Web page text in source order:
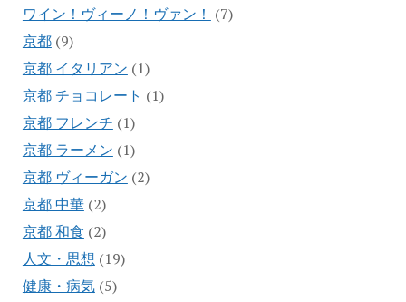
ワイン！ヴィーノ！ヴァン！ (7)
京都(9)
京都 イタリアン (1)
京都 チョコレート (1)
京都 フレンチ (1)
京都 ラーメン (1)
京都 ヴィーガン (2)
京都 中華(2)
京都 和食 (2)
人文・思想 (19)
健康・病気(5)